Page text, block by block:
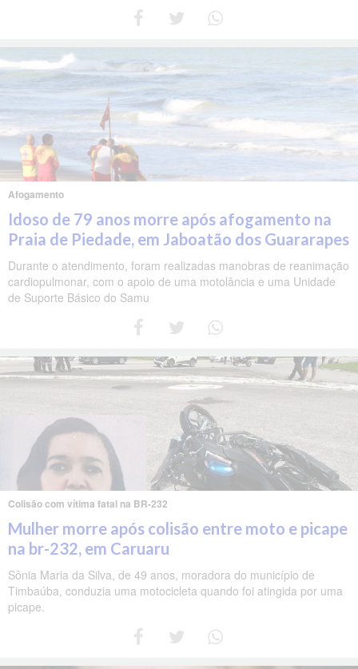
Afogamento
Idoso de 79 anos morre após afogamento na
Praia de Piedade, em Jaboatão dos Guararapes
Durante o atendimento, foram realizadas manobras de reanimação
cardiopulmonar, com o apoio de uma motolância e uma Unidade
de Suporte Básico do Samu
Colisão com vítima fatal na BR-232
Mulher morre após colisão entre moto e picape
na br-232, em Caruaru
Sônia Maria da Silva, de 49 anos, moradora do município de
Timbaúba, conduzia uma motocicleta quando foi atingida por uma
picape.